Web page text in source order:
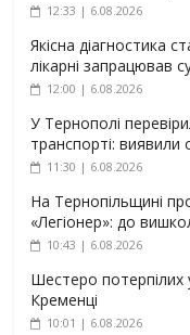
12:33 | 6.08.2026
Якісна діагностика
лікарні запрацював
12:00 | 6.08.2026
У Тернополі
транспорті:
11:30 | 6.08.2026
На Тернопільщині
«Легіонер»: до
10:43 | 6.08.2026
Шестеро потерпілих
Кременці
10:01 | 6.08.2026